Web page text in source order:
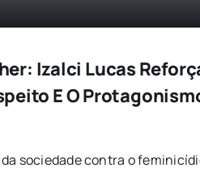
Izalci Lucas
E O
sociedade contra o